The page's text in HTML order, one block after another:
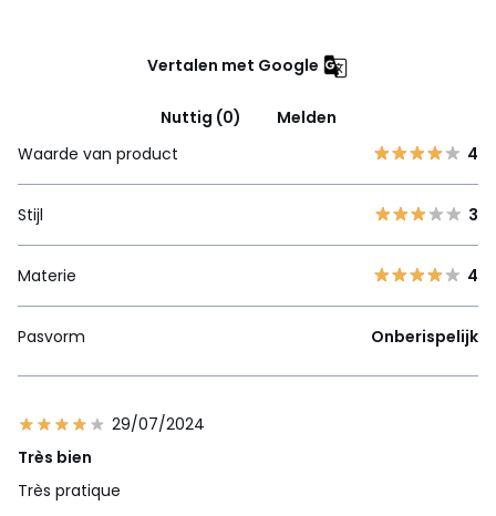
Vertalen met Google
Nuttig (0)
Melden
Waarde van product
4
Stijl 3
Materie 4
Pasvorm Onberispelijk
29/07/2024
Très bien
Très pratique